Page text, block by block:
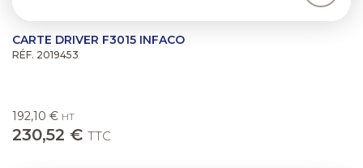
CARTE DRIVER F3015 INFACO
RÉF. 2019453
192,10 € HT
230,52 € TTC